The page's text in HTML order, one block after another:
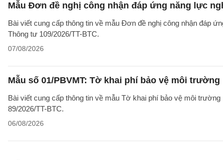
Mẫu Đơn đề nghị công nhận đáp ứng năng lực
Bài viết cung cấp thông tin về mẫu Đơn đề nghị công nhận đáp
Thông tư 109/2026/TT-BTC.
07/08/2026
Mẫu số 01/PBVMT: Tờ khai phí bảo vệ môi trường
Bài viết cung cấp thông tin về mẫu Tờ khai phí bảo vệ môi
89/2026/TT-BTC.
06/08/2026